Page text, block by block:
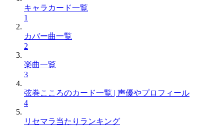
キャラカード一覧
1
カバー曲一覧
2
楽曲一覧
3
弦巻こころのカード一覧 | 声優やプロフィール
4
リセマラ当たりランキング